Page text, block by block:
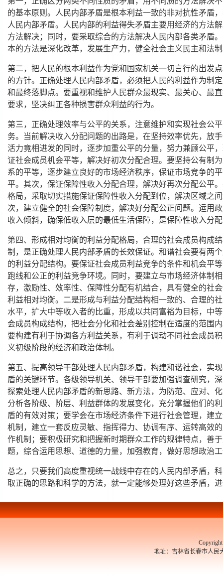
的基本原则。人民内部矛盾是根本利益一致的非对抗性矛盾
人民内部矛盾。人民内部的利益得失矛盾主要用经济的方法
方法解决；同时，要采取综合的方法解决人民内部各类矛盾
本的方法是深化改革，发展生产力，健全社会主义民主和法
第二，把人民的根本利益作为党和国家机关一切言行的出发
的方针。正确处理人民内部矛盾，必须把人民的利益作为制
和最终落脚点。要重视和维护人民群众最现实、最关心、最
要求，坚决纠正各种损害群众利益的行为。
第三，正确处理效率与公平的关系，注意维护和实现社会公
务。当前解决收入分配问题的出路是，在坚持效率优先，放
活力竟相进发的同时，逐步加重公平的分量，努力兼顾公平
证社会成员机会平等，解决好初次分配合理。要坚持公有制
系的平等，逐步建立良好的市场经济秩序，保证市场竞争的
平。其次，保证保障性收入分配合理，解决好再次分配公平
格局，采取切实措施保证保障性收入分配到位，解决区域之
次，建立健全的社会保障制度，解决好分配公正问题。运用
收入倾斜，确保低收入层的最低生活保障，是保障性收入分
第四、形成相对均衡的利益分配格局，合理的社会成员构成
制，是正确处理人民内部矛盾的长效保证。和谐社会要有两
的利益分配结构。要保证社会成员利益竞争的条件和机会平
跑线和公正的利益竞争环境。同时，要建立与市场经济体制
存，激励性、效率性、保障性分配有机结合，具有健全的社
利益相对均衡。二是形成与利益分配结构相一致的、合理的
水平，扩大中等收入者的比重，形成以共同富裕为目标，中
会成员构成结构，把社会分化和社会差别控制在适度的范围
要构建有利于协调各方利益关系，有利于调动不同社会成员
义初级阶段的经济和政治体制。
第五、提高领导干部处理人民内部矛盾，构建和谐社会，实
盾的关键环节。各级领导机关、领导干部要加强调查研究，
探索处理人民内部矛盾的新思路、新方法，为防范、应对、
分析各阶级、阶层、利益群体的发展变化，充分掌握他们的
盾的有效对策；要学会在市场经济条件下进行社会管理，建
机制，建立一套反应灵敏、指挥得力、协调有序、运转高效
作机制；要积极研究和把握新时期群众工作的规律特点，善
题，综合运用思想、道德的力量，加强教育，做好思想政治
总之，只要我们高度重视统一战线中存在的人民内部矛盾，
取正确的思路和科学的方法，就一定能够处理好这些矛盾，
Copyright 东
地址：吉林省长春市人民